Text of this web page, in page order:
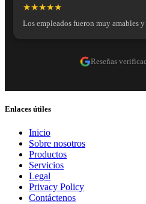
★★★★★
Los empleados fueron muy amables y
Reseñas
Enlaces útiles
Inicio
Sobre nosotros
Productos
Servicios
Legal
Privacy Policy
Contáctenos